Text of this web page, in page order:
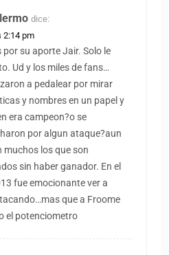
dice:
2:14 pm
por su aporte Jair. Solo le
Ud y los miles de fans…
a pedalear por mirar
y nombres en un papel y
era campeon?o se
por algun ataque?aun
muchos los que son
sin haber ganador. En el
fue emocionante ver a
que a Froome
el potenciometro